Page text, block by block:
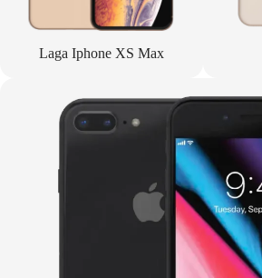
Laga Iphone XS Max